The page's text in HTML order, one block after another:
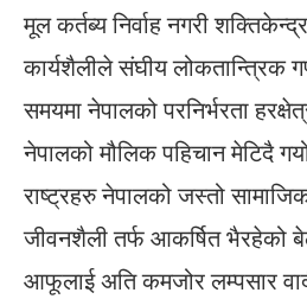
मूल कर्तब्य निर्वाह नगरी
कार्यशैलीले संघीय लोकतान्त्रिक
समयमा नेपालको परनिर्भरता
नेपालको मौलिक पहिचान मेटिदै
राष्ट्रहरु नेपालको जस्तो
जीवनशैली तर्फ आकर्षित भैरहेको
आफूलाई अति कमजोर लम्पसार